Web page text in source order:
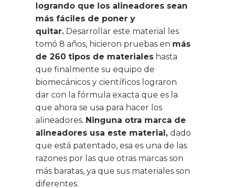
logrando que los alineadores sean
más fáciles de poner y
quitar. Desarrollar este material les
tomó 8 años, hicieron pruebas en más
de 260 tipos de materiales hasta
que finalmente su equipo de
biomecánicos y científicos lograron
dar con la fórmula exacta que es la
que ahora se usa para hacer los
alineadores. Ninguna otra marca de
alineadores usa este material, dado
que está patentado, esa es una de las
razones por las que otras marcas son
más baratas, ya que sus materiales son
diferentes.